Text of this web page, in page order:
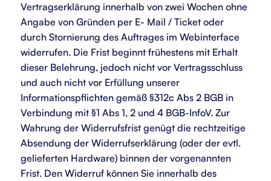
Vertragserklärung innerhalb von zwei Wochen ohne
Angabe von Gründen per E- Mail / Ticket oder
durch Stornierung des Auftrages im Webinterface
widerrufen. Die Frist beginnt frühestens mit Erhalt
dieser Belehrung, jedoch nicht vor Vertragsschluss
und auch nicht vor Erfüllung unserer
Informationspflichten gemäß §312c Abs 2 BGB in
Verbindung mit §1 Abs 1, 2 und 4 BGB-InfoV. Zur
Wahrung der Widerrufsfrist genügt die rechtzeitige
Absendung der Widerrufserklärung (oder der evtl.
gelieferten Hardware) binnen der vorgenannten
Frist. Den Widerruf können Sie innerhalb des